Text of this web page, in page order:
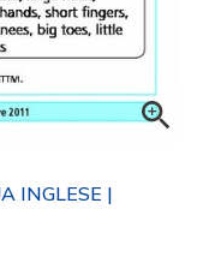
INGLESE |